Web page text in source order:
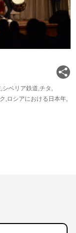
シベリア鉄道 チタ
ロシアにおける日本年